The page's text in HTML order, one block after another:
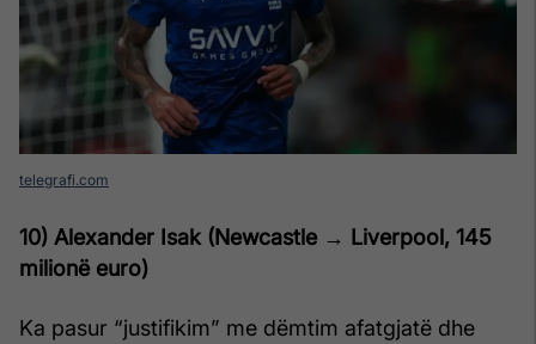
telegrafi.com
10) Alexander Isak (Newcastle → Liverpool, 145
milionë euro)
Ka pasur “justifikim” me dëmtim afatgjatë dhe